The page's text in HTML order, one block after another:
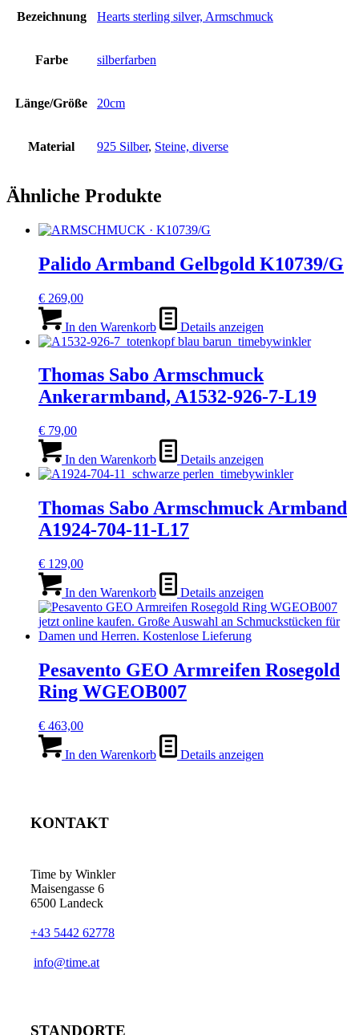
Bezeichnung Hearts sterling silver, Armschmuck
Farbe silberfarben
Länge/Größe 20cm
Material 925 Silber, Steine, diverse
Ähnliche Produkte
Palido Armband Gelbgold K10739/G
€ 269,00
In den Warenkorb Details anzeigen
Thomas Sabo Armschmuck
Ankerarmband, A1532-926-7-L19
€ 79,00
In den Warenkorb Details anzeigen
Thomas Sabo Armschmuck Armband
A1924-704-11-L17
€ 129,00
In den Warenkorb Details anzeigen
Pesavento GEO Armreifen Rosegold
Ring WGEOB007
€ 463,00
In den Warenkorb Details anzeigen
KONTAKT
Time by Winkler
Maisengasse 6
6500 Landeck
+43 5442 62778
­info@time.at
STANDORTE